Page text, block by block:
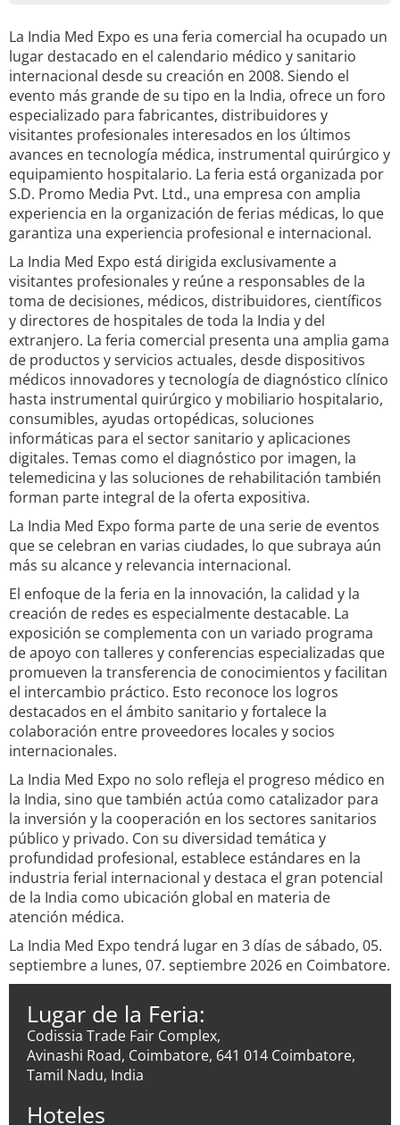
La India Med Expo es una feria comercial ha ocupado un
lugar destacado en el calendario médico y sanitario
internacional desde su creación en 2008. Siendo el
evento más grande de su tipo en la India, ofrece un foro
especializado para fabricantes, distribuidores y
visitantes profesionales interesados en los últimos
avances en tecnología médica, instrumental quirúrgico y
equipamiento hospitalario. La feria está organizada por
S.D. Promo Media Pvt. Ltd., una empresa con amplia
experiencia en la organización de ferias médicas, lo que
garantiza una experiencia profesional e internacional.
La India Med Expo está dirigida exclusivamente a
visitantes profesionales y reúne a responsables de la
toma de decisiones, médicos, distribuidores, científicos
y directores de hospitales de toda la India y del
extranjero. La feria comercial presenta una amplia gama
de productos y servicios actuales, desde dispositivos
médicos innovadores y tecnología de diagnóstico clínico
hasta instrumental quirúrgico y mobiliario hospitalario,
consumibles, ayudas ortopédicas, soluciones
informáticas para el sector sanitario y aplicaciones
digitales. Temas como el diagnóstico por imagen, la
telemedicina y las soluciones de rehabilitación también
forman parte integral de la oferta expositiva.
La India Med Expo forma parte de una serie de eventos
que se celebran en varias ciudades, lo que subraya aún
más su alcance y relevancia internacional.
El enfoque de la feria en la innovación, la calidad y la
creación de redes es especialmente destacable. La
exposición se complementa con un variado programa
de apoyo con talleres y conferencias especializadas que
promueven la transferencia de conocimientos y facilitan
el intercambio práctico. Esto reconoce los logros
destacados en el ámbito sanitario y fortalece la
colaboración entre proveedores locales y socios
internacionales.
La India Med Expo no solo refleja el progreso médico en
la India, sino que también actúa como catalizador para
la inversión y la cooperación en los sectores sanitarios
público y privado. Con su diversidad temática y
profundidad profesional, establece estándares en la
industria ferial internacional y destaca el gran potencial
de la India como ubicación global en materia de
atención médica.
La India Med Expo tendrá lugar en 3 días de sábado, 05.
septiembre a lunes, 07. septiembre 2026 en Coimbatore.
Lugar de la Feria:
Codissia Trade Fair Complex,
Avinashi Road, Coimbatore, 641 014 Coimbatore,
Tamil Nadu, India
Hoteles